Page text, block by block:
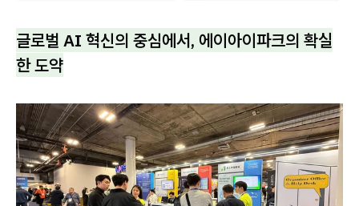
글로벌 AI 혁신의 중심에서, 에이아이파크의 확실
한 도약